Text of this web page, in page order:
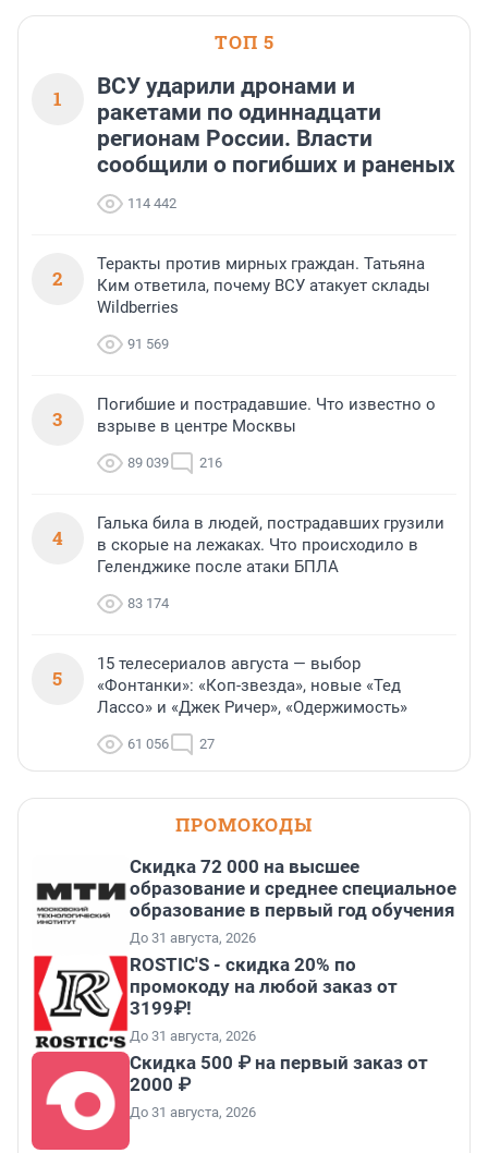
ТОП 5
1
ВСУ ударили дронами и
ракетами по одиннадцати
регионам России. Власти
сообщили о погибших и раненых
114 442
2
Теракты против мирных граждан. Татьяна
Ким ответила, почему ВСУ атакует склады
Wildberries
91 569
3
Погибшие и пострадавшие. Что известно о
взрыве в центре Москвы
89 039 216
4
Галька била в людей, пострадавших грузили
в скорые на лежаках. Что происходило в
Геленджике после атаки БПЛА
83 174
5
15 телесериалов августа — выбор
«Фонтанки»: «Коп-звезда», новые «Тед
Лассо» и «Джек Ричер», «Одержимость»
61 056 27
ПРОМОКОДЫ
Скидка 72 000 на высшее
образование и среднее специальное
образование в первый год обучения
До 31 августа, 2026
ROSTIC'S - скидка 20% по
промокоду на любой заказ от
3199₽!
До 31 августа, 2026
Скидка 500 ₽ на первый заказ от
2000 ₽
До 31 августа, 2026